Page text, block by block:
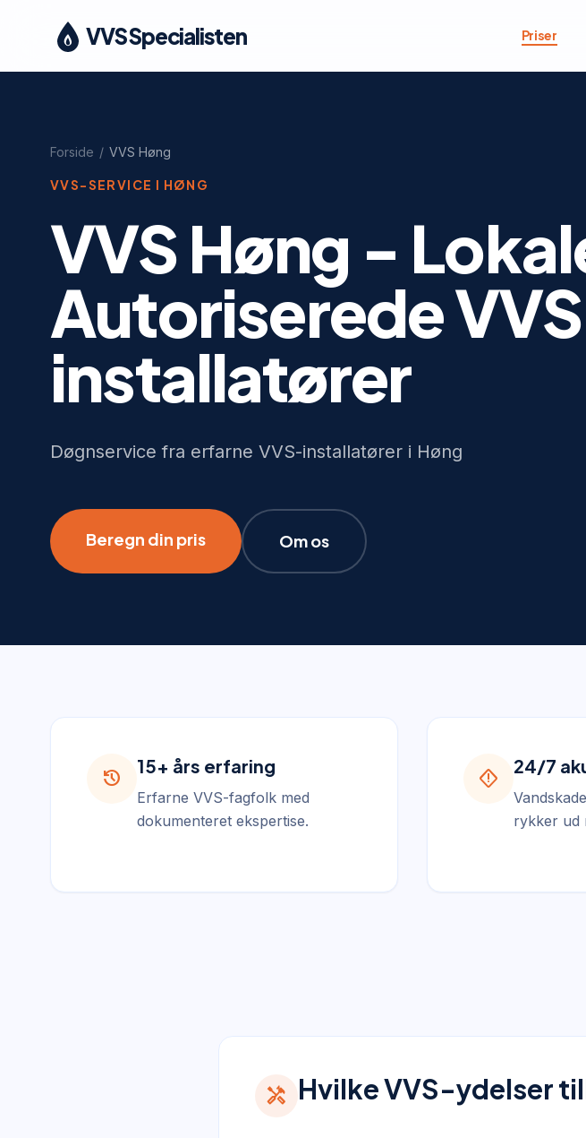
VVS Specialisten Priser
Forside / VVS Høng
VVS-SERVICE I HØNG
VVS Høng -
Autoriserede
installatører
Døgnservice fra erfarne VVS-installatører i Høng
Beregn din pris Om os
history
15+ års erfaring
Erfarne VVS-fagfolk med
dokumenteret ekspertise.
emergency_home
24/7
rykker ud
handyman Hvilke VVS-ydelser